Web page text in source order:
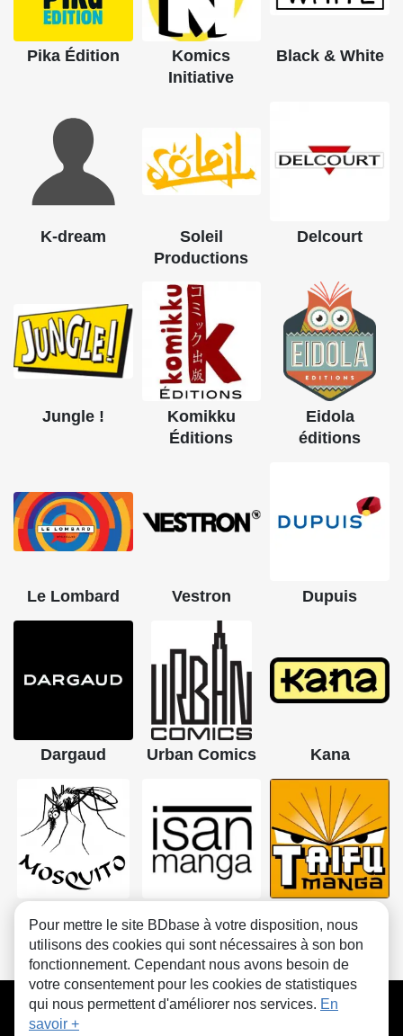
Pika Édition
Komics
Initiative
Black & White
K-dream
Soleil
Productions
Delcourt
Jungle !
Komikku
Éditions
Eidola
éditions
Le Lombard Vestron Dupuis
Dargaud Urban Comics Kana
CGU FAQ Contact Cookies
Pour mettre le site BDbase à votre disposition, nous
utilisons des cookies qui sont nécessaires à son bon
fonctionnement. Cependant nous avons besoin de
votre consentement pour les cookies de statistiques
qui nous permettent d'améliorer nos services. En
savoir +